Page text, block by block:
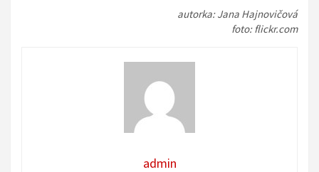
autorka: Jana Hajnovičová
foto: flickr.com
admin